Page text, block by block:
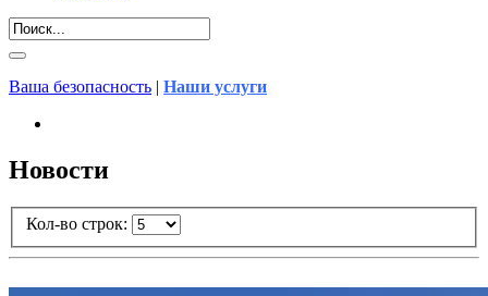
Ваша безопасность | Наши услуги
Новости
Кол-во строк: